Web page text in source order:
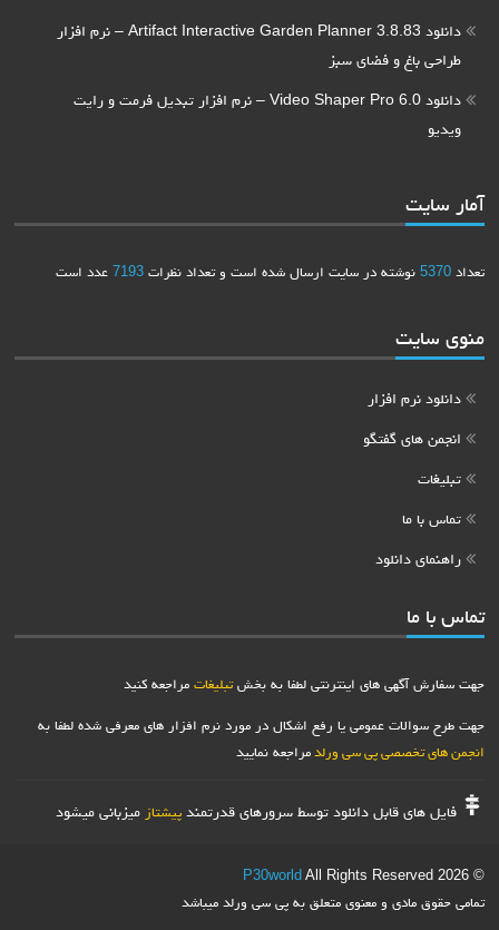
دانلود Artifact Interactive Garden Planner 3.8.83 – نرم افزار
طراحی باغ و فضای سبز
دانلود Video Shaper Pro 6.0 – نرم افزار تبدیل فرمت و رایت
ویدیو
آمار سایت
تعداد5370 نوشته در سایت ارسال شده است و تعداد نظرات7193 عدد است
منوی سایت
دانلود نرم افزار
انجمن های گفتگو
تبلیغات
تماس با ما
راهنمای دانلود
تماس با ما
جهت سفارش آگهی های اینترنتی لطفا به بخشتبلیغات مراجعه کنید
جهت طرح سوالات عمومی یا رفع اشکال در مورد نرم افزار های معرفی شده لطفا به
انجمن های تخصصی پی سی ورلدمراجعه نمایید
فایل های قابل دانلود توسط سرورهای قدرتمندپیشتاز میزبانی میشود
© 2026
P30worldAll Rights Reserved
تمامی حقوق مادی و معنوی متعلق به پی سی ورلد میباشد